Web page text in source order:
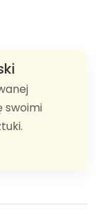
swoimi